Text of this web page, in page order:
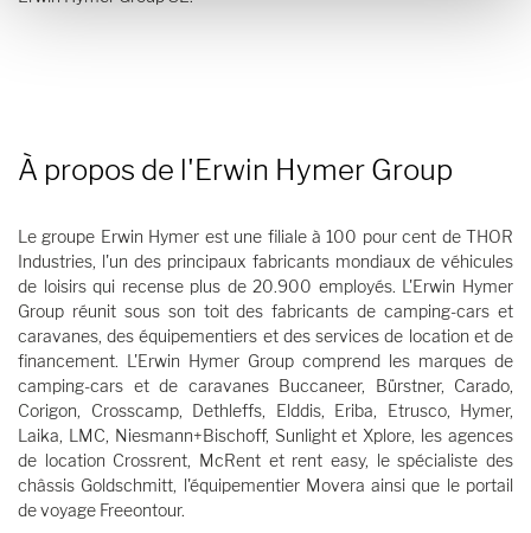
À propos de l'Erwin Hymer Group
Le groupe Erwin Hymer est une filiale à 100 pour cent de THOR
Industries, l'un des principaux fabricants mondiaux de véhicules
de loisirs qui recense plus de 20.900 employés. L'Erwin Hymer
Group réunit sous son toit des fabricants de camping-cars et
caravanes, des équipementiers et des services de location et de
financement. L'Erwin Hymer Group comprend les marques de
camping-cars et de caravanes Buccaneer, Bürstner, Carado,
Corigon, Crosscamp, Dethleffs, Elddis, Eriba, Etrusco, Hymer,
Laika, LMC, Niesmann+Bischoff, Sunlight et Xplore, les agences
de location Crossrent, McRent et rent easy, le spécialiste des
châssis Goldschmitt, l'équipementier Movera ainsi que le portail
de voyage Freeontour.